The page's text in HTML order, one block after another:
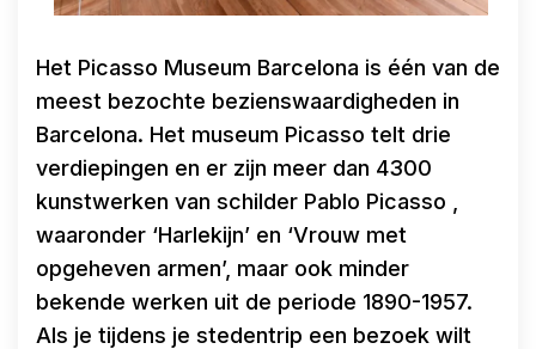
Het Picasso Museum Barcelona is één van de
meest bezochte bezienswaardigheden in
Barcelona. Het museum Picasso telt drie
verdiepingen en er zijn meer dan 4300
kunstwerken van schilder Pablo Picasso ,
waaronder ‘Harlekijn’ en ‘Vrouw met
opgeheven armen’, maar ook minder
bekende werken uit de periode 1890-1957.
Als je tijdens je stedentrip een bezoek wilt